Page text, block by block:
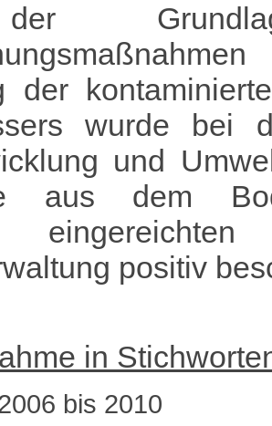
der
wurde bei
und
aus dem
positiv
in
bis 2010